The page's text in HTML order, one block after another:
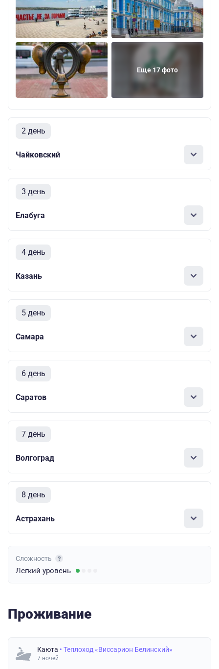
Еще 17 фото
2 день
Чайковский
3 день
Елабуга
4 день
Казань
5 день
Самара
6 день
Саратов
7 день
Волгоград
8 день
Астрахань
Сложность
Легкий уровень
Проживание
Каюта • Теплоход «Виссарион Белинский»
7 ночей